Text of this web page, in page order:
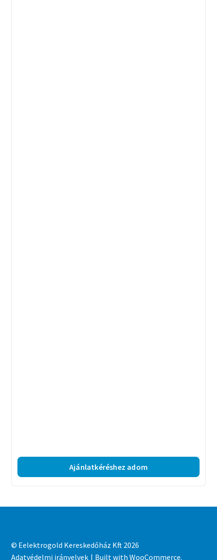
Ajánlatkéréshez adom
© Eelektrogold Kereskedőház Kft 2026
Adatvédelmi irányelvek
Built with WooCommerce.